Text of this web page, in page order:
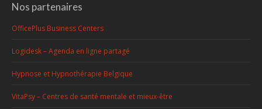
Nos partenaires
OfficePlus Business Centers
Logidesk – Agenda en ligne partagé
Hypnose et Hypnothérapie Belgique
VitaPsy – Centres de santé mentale et mieux-être